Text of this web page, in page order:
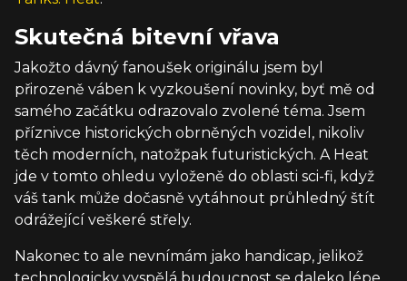
Skutečná bitevní vřava
Jakožto dávný fanoušek originálu jsem byl
přirozeně váben k vyzkoušení novinky, byť mě od
samého začátku odrazovalo zvolené téma. Jsem
příznivce historických obrněných vozidel, nikoliv
těch moderních, natožpak futuristických. A Heat
jde v tomto ohledu vyloženě do oblasti sci-fi, když
váš tank může dočasně vytáhnout průhledný štít
odrážející veškeré střely.
Nakonec to ale nevnímám jako handicap, jelikož